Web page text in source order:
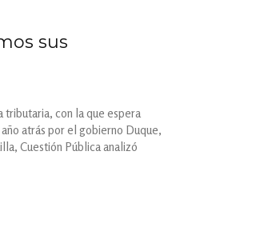
sus
tributaria, con la que espera
atrás por el gobierno Duque,
Cuestión Pública analizó